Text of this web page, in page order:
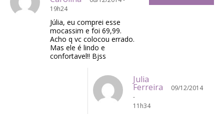
19h24
Júlia, eu comprei esse
mocassim e foi 69,99.
Acho q vc colocou errado.
Mas ele é lindo e
confortavel!! Bjss
Julia
Ferreira
09/12/2014
-
11h34